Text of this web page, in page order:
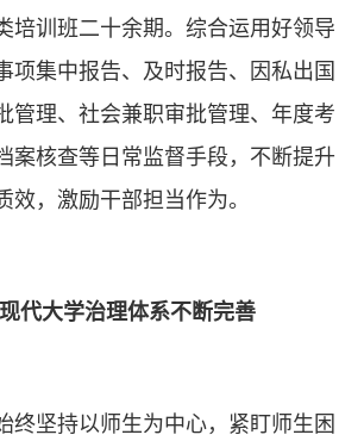
培训班二十余期。综合运用好领导
项集中报告、及时报告、因私出国
管理、社会兼职审批管理、年度考
案核查等日常监督手段，不断提升
效，激励干部担当作为。
代大学治理体系不断完善
终坚持以师生为中心，紧盯师生困